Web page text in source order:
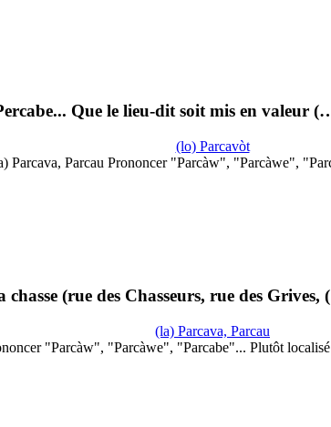
Que le lieu-dit soit mis en valeur
(lo) Parcavòt
Parcava, Parcau Prononcer "Parcàw", "Parcàwe",
(rue des Chasseurs, rue des
(la) Parcava, Parcau
"Parcàw", "Parcàwe", "Parcabe"... Plutôt